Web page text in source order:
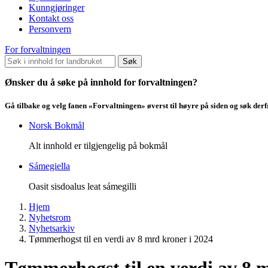
Kunngjøringer
Kontakt oss
Personvern
For forvaltningen
Søk
Ønsker du å søke på innhold for forvaltningen?
Gå tilbake og velg fanen «Forvaltningen» øverst til høyre på siden og søk
Norsk Bokmål
Alt innhold er tilgjengelig på bokmål
Sámegiella
Oasit sisdoalus leat sámegilli
Hjem
Nyhetsrom
Nyhetsarkiv
Tømmerhogst til en verdi av 8 mrd kroner i 2024